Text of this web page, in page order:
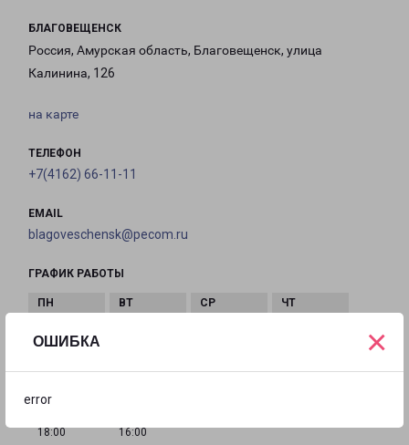
ОШИБКА
error
×
БЛАГОВЕЩЕНСК
Россия, Амурская область, Благовещенск, улица
Калинина, 126
на карте
ТЕЛЕФОН
+7(4162) 66-11-11
EMAIL
blagoveschensk@pecom.ru
ГРАФИК РАБОТЫ
с 09:00 до
18:00
16:00